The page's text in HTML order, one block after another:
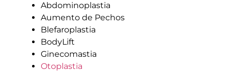
Abdominoplastia
Aumento de Pechos
Blefaroplastia
BodyLift
Ginecomastia
Otoplastia